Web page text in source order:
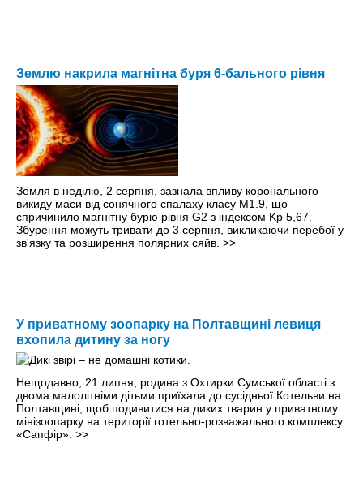
Землю накрила магнітна буря 6-бального рівня
Земля в неділю, 2 серпня, зазнала впливу коронального
викиду маси від сонячного спалаху класу M1.9, що
спричинило магнітну бурю рівня G2 з індексом Kp 5,67.
Збурення можуть тривати до 3 серпня, викликаючи перебої у
зв'язку та розширення полярних сяйв. >>
У приватному зоопарку на Полтавщині левиця
вхопила дитину за ногу
Нещодавно, 21 липня, родина з Охтирки Сумської області з
двома малолітніми дітьми приїхала до сусідньої Котельви на
Полтавщині, щоб подивитися на диких тварин у приватному
мінізоопарку на території готельно-розважального комплексу
«Сапфір». >>